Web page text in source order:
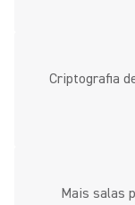
Criptografia
Mais salas